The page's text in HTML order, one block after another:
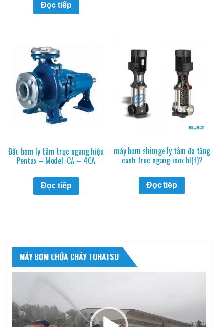
Đọc tiếp
Đầu bơm ly tâm trục ngang hiệu
Pentax – Model: CA – 4CA
Đọc tiếp
máy bơm shimge ly tâm đa tầng
cánh trục ngang inox bl(t)2
Đọc tiếp
MÁY BƠM CHỮA CHÁY TOHATSU
Video